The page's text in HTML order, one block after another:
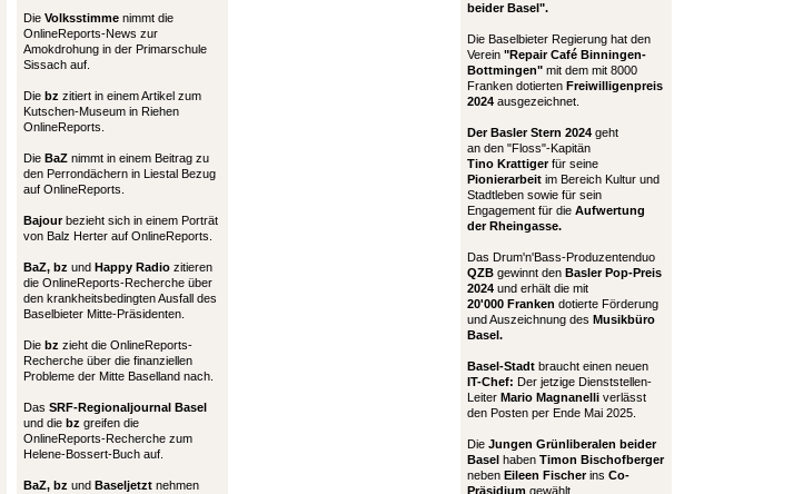
Die Volksstimme nimmt die
OnlineReports-News zur
Amokdrohung in der Primarschule
Sissach auf.
Die bz zitiert in einem Artikel zum
Kutschen-Museum in Riehen
OnlineReports.
Die BaZ nimmt in einem Beitrag zu
den Perrondächern in Liestal Bezug
auf OnlineReports.
Bajourbezieht sich in einem Porträt
von Balz Herter auf OnlineReports.
BaZ, bz und Happy Radio zitieren
die OnlineReports-Recherche über
den krankheitsbedingten Ausfall des
Baselbieter Mitte-Präsidenten.
Die bz zieht die OnlineReports-
Recherche über die finanziellen
Probleme der Mitte Baselland nach.
Das SRF-Regionaljournal Basel
und die bz greifen die
OnlineReports-Recherche zum
Helene-Bossert-Buch auf.
BaZ, bz und Baseljetzt nehmen
beider Basel".
Die Baselbieter Regierung hat den
Verein "Repair Café Binningen-
Bottmingen" mit dem mit 8000
Franken dotierten Freiwilligenpreis
2024 ausgezeichnet.
Der Basler Stern 2024 geht
an den "Floss"-Kapitän
Tino Krattigerfür seine
Pionierarbeit im Bereich Kultur und
Stadtleben sowie für sein
Engagement für die Aufwertung
der Rheingasse.
Das Drum'n'Bass-Produzentenduo
QZB gewinnt den Basler Pop-Preis
2024 und erhält die mit
20'000 Franken dotierte Förderung
und Auszeichnung des Musikbüro
Basel.
Basel-Stadt braucht einen neuen
IT-Chef: Der jetzige Dienststellen-
Leiter Mario Magnanelli verlässt
den Posten per Ende Mai 2025.
Die Jungen Grünliberalen beider
Basel haben Timon Bischofberger
neben Eileen Fischerins Co-
Präsidium gewählt.